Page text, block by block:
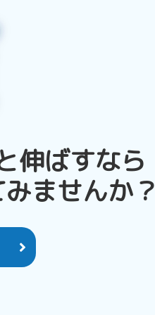
伸ばすなら
ませんか？